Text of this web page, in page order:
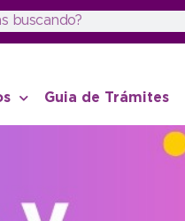
Guia de Trámites